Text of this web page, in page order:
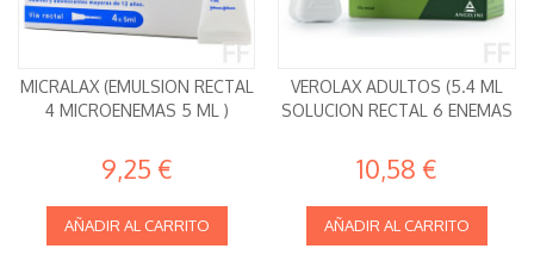
MICRALAX (EMULSION RECTAL
4 MICROENEMAS 5 ML )
9,25 €
AÑADIR AL CARRITO
VEROLAX ADULTOS (5.4 ML
SOLUCION RECTAL 6 ENEMAS
10,58 €
AÑADIR AL CARRITO